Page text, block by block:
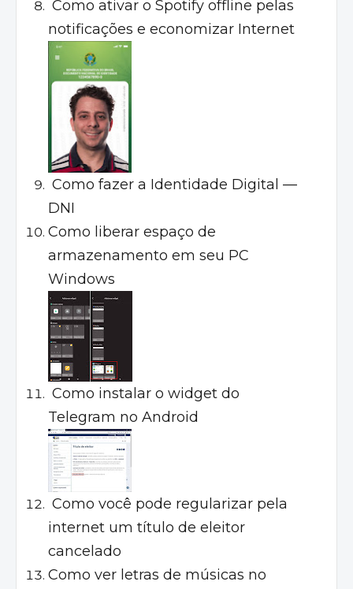
Como ativar o Spotify offline pelas
notificações e economizar Internet
Como fazer a Identidade Digital —
DNI
Como liberar espaço de
armazenamento em seu PC
Windows
Como instalar o widget do
Telegram no Android
Como você pode regularizar pela
internet um título de eleitor
cancelado
Como ver letras de músicas no